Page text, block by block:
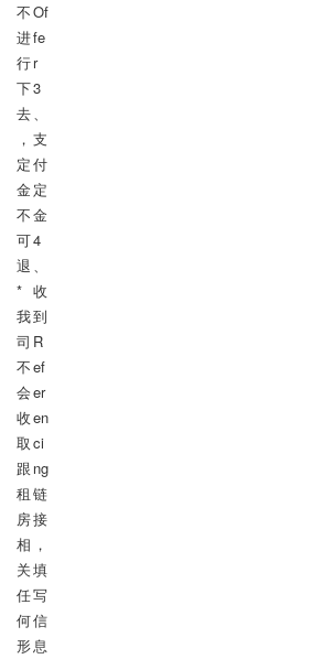
不
进
行
下
去
，
定
金
不
可
退
*
我
司
不
会
收
取
跟
租
房
相
关
任
何
形
Of
fe
r
3
、
支
付
定
金
4
、
收
到
R
ef
er
en
ci
ng
链
接
，
填
写
信
息